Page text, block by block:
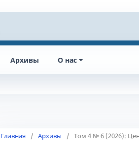
Архивы О нас
Главная / Архивы / Том 4 № 6 (2026):